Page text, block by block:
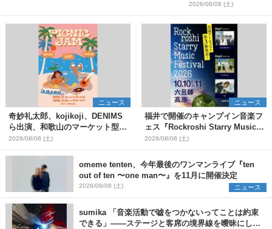
2026/08/08 (土)
ニュース
奇妙礼太郎、kojikoji、DENIMS
ら出演、和歌山のマーケット型野
外イベント『PICNIC JAM
2026』早割チケット発売開始
2026/08/08 (土)
ニュース
福井で開催のキャンプイン音楽フ
ェス『Rockroshi Starry Music
Festival 2026』第3弾出演者とし
てSCOOBIE DO、かりゆし58、
Reiを発表
2026/08/08 (土)
omeme tenten、今年最後のワンマンライブ『ten
out of ten 〜one man〜』を11月に開催決定
2026/08/08 (土) ニュース
sumika 「音楽活動で嘘をつかないってことは約束
できる」――ステージと客席の境界線を曖昧にし